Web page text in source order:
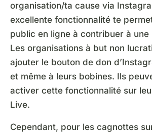
organisation/ta cause via
excellente fonctionnalité te
public en ligne à contribuer à une
Les organisations à but non
ajouter le bouton de don
et même à leurs bobines. Ils
activer cette fonctionnalité sur
Live.
Cependant, pour les cagnottes